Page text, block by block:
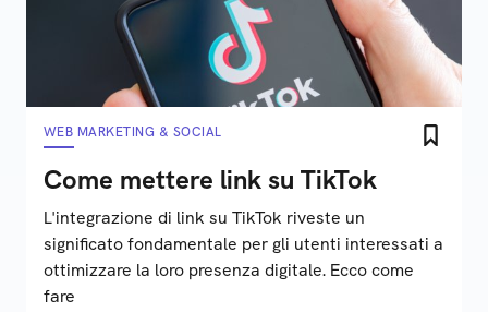
WEB MARKETING & SOCIAL
Come mettere link su TikTok
L'integrazione di link su TikTok riveste un
significato fondamentale per gli utenti interessati a
ottimizzare la loro presenza digitale. Ecco come
fare